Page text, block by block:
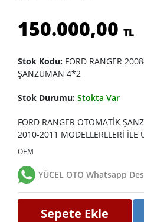
150.000,00 TL
Stok Kodu: FORD RANGER
ŞANZUMAN 4*2
Stok Durumu: Stokta Var
FORD RANGER OTOMATİK
2010-2011 MODELLERLLERİ İLE
OEM
YÜCEL OTO Whatsapp
Sepete Ekle